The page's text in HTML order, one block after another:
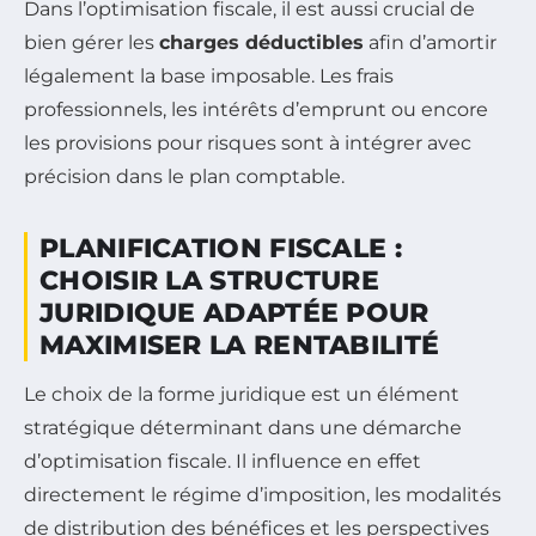
Dans l’optimisation fiscale, il est aussi crucial de
bien gérer les charges déductibles afin d’amortir
légalement la base imposable. Les frais
professionnels, les intérêts d’emprunt ou encore
les provisions pour risques sont à intégrer avec
précision dans le plan comptable.
PLANIFICATION FISCALE :
CHOISIR LA STRUCTURE
JURIDIQUE ADAPTÉE POUR
MAXIMISER LA RENTABILITÉ
Le choix de la forme juridique est un élément
stratégique déterminant dans une démarche
d’optimisation fiscale. Il influence en effet
directement le régime d’imposition, les modalités
de distribution des bénéfices et les perspectives